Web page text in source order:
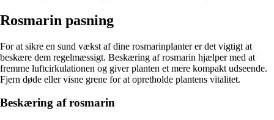
Rosmarin pasning
For at sikre en sund vækst af dine rosmarinplanter er det vigtigt at
beskære dem regelmæssigt. Beskæring af rosmarin hjælper med at
fremme luftcirkulationen og giver planten et mere kompakt udseende.
Fjern døde eller visne grene for at opretholde plantens vitalitet.
Beskæring af rosmarin